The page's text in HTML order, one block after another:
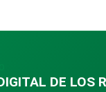
DE LOS